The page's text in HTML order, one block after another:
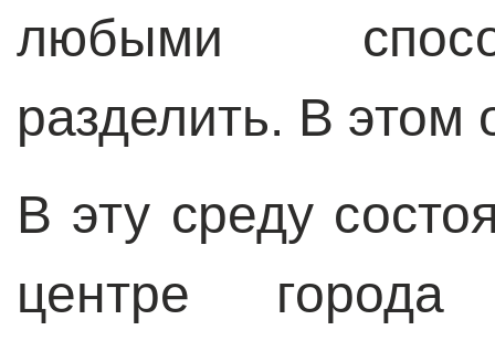
любыми
разделить. В этом
В эту среду
центре